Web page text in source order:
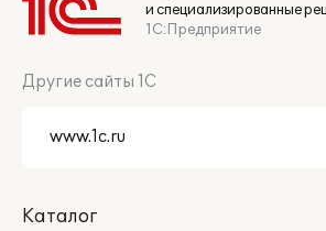
и специализированные
1С:Предприятие
Другие сайты 1С
Каталог